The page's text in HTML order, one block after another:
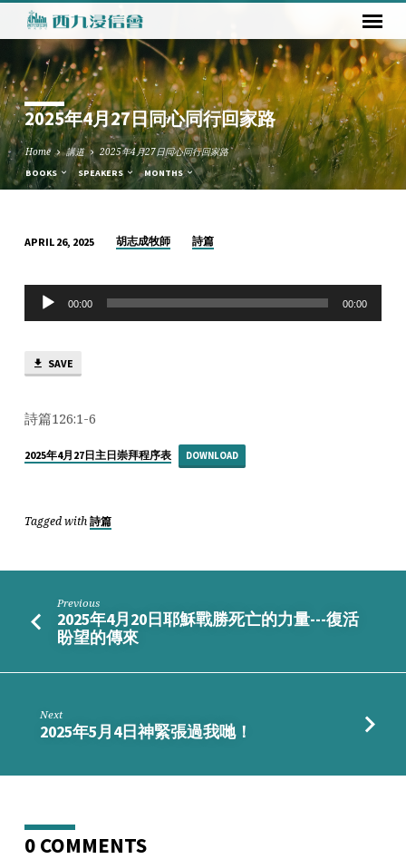
2025年4月27日同心同行回家路
Home 講道 2025年4月27日同心同行回家路
BOOKS SPEAKERS MONTHS
年
月
日
心
行
路
APRIL 26, 2025 胡志成牧師 詩篇
Audio
Player
00:00 00:00
SAVE
詩篇126:1-6
2025年4月27日主日崇拜程序表 DOWNLOAD
Tagged with 詩篇
Previous
2025年4月20日耶穌戰勝死亡的力量---復活
盼望的傳來
Next
2025年5月4日神緊張過我哋！
0 COMMENTS